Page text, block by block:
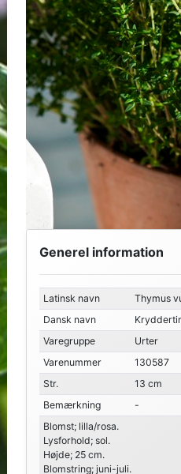
Generel information
Latinsk navn
Thymus
Dansk navn
Varegruppe
Urter
Varenummer
130587
Str.
13 cm
Bemærkning
-
Blomst; lilla/rosa.
Lysforhold; sol.
Højde; 25 cm.
Blomstring; juni-juli.